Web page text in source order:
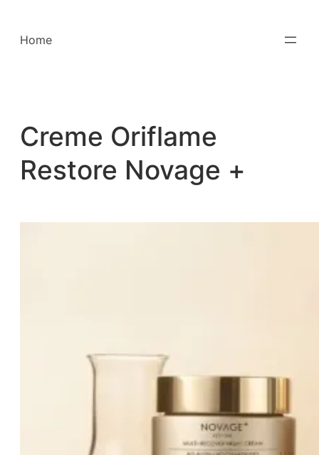
para
Home
Creme Oriflame
Restore Novage +